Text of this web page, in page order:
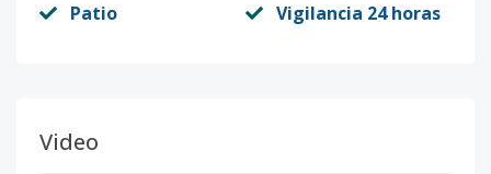
Patio Vigilancia 24 horas
Video